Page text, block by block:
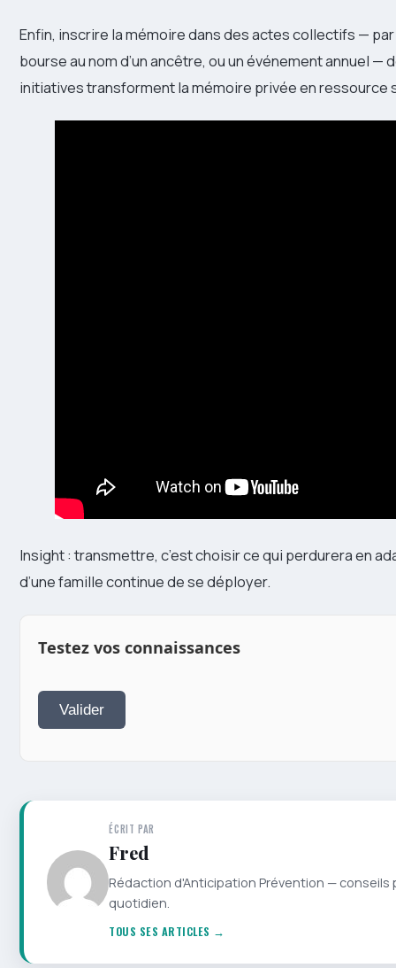
Enfin, inscrire la mémoire dans des actes collectifs —
bourse au nom d’un ancêtre, ou un événement annuel
initiatives transforment la mémoire privée en
Insight : transmettre, c’est choisir ce qui perdurera en
d’une famille continue de se déployer.
Testez vos connaissances
Valider
ÉCRIT PAR
Fred
Rédaction d'Anticipation Prévention —
quotidien.
TOUS SES ARTICLES →